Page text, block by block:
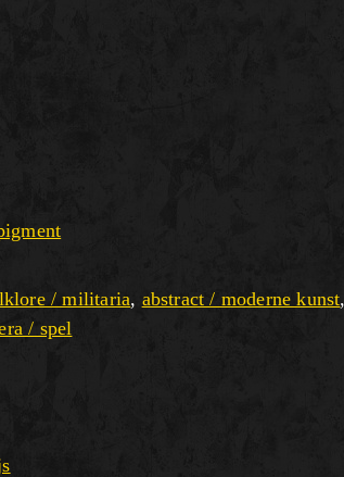
/ militaria, abstract / moderne kunst,
/ spel